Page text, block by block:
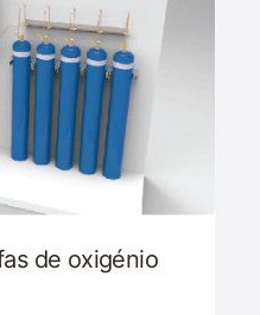
de oxigénio